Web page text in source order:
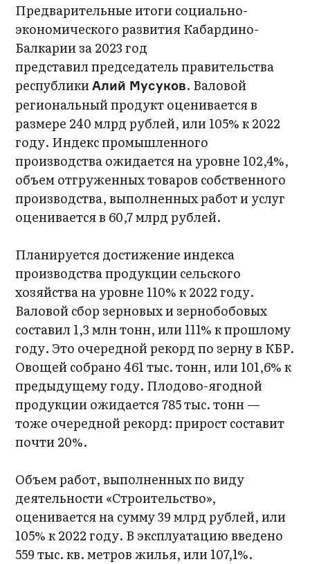
Предварительные итоги социально-
экономического развития Кабардино-
Балкарии за 2023 год
представил председатель правительства
республикиАлий Мусуков. Валовой
региональный продукт оценивается в
размере 240 млрд рублей, или 105% к 2022
году. Индекс промышленного
производства ожидается на уровне 102,4%,
объем отгруженных товаров собственного
производства, выполненных работ и услуг
оценивается в 60,7 млрд рублей.
Планируется достижение индекса
производства продукции сельского
хозяйства на уровне 110% к 2022 году.
Валовой сбор зерновых и зернобобовых
составил 1,3 млн тонн, или 111% к прошлому
году. Это очередной рекорд по зерну в КБР.
Овощей собрано 461 тыс. тонн, или 101,6% к
предыдущему году. Плодово-ягодной
продукции ожидается 785 тыс. тонн —
тоже очередной рекорд: прирост составит
почти 20%.
Объем работ, выполненных по виду
деятельности «Строительство»,
оценивается на сумму 39 млрд рублей, или
105% к 2022 году. В эксплуатацию введено
559 тыс. кв. метров жилья, или 107,1%.